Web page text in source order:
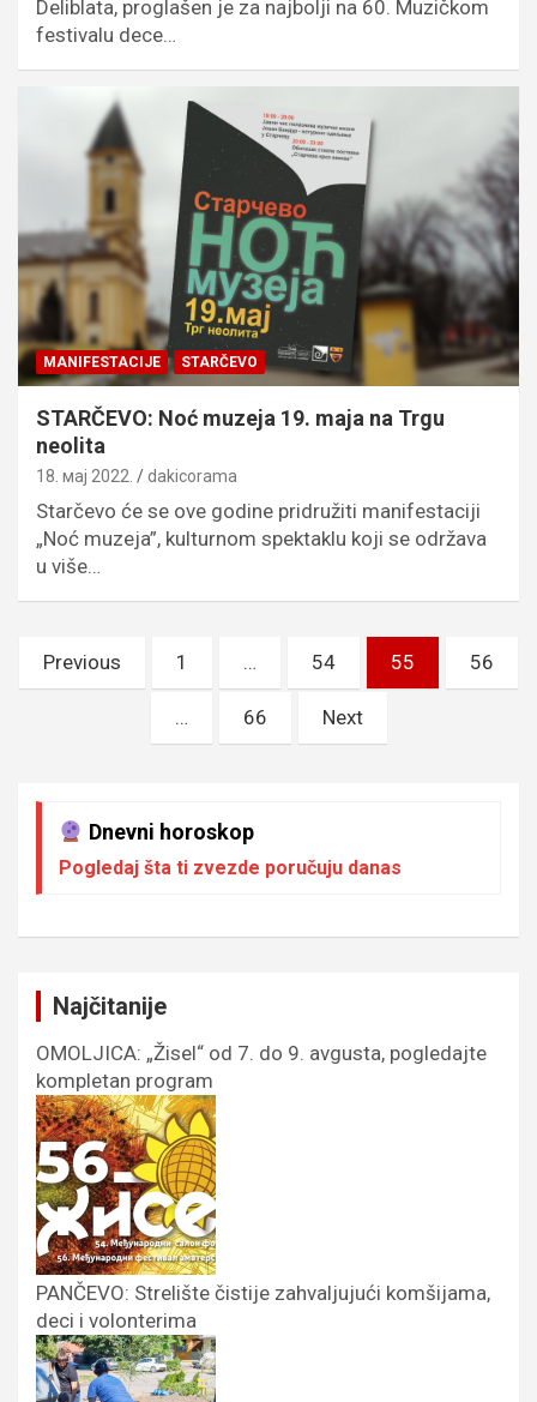
Deliblata, proglašen je za najbolji na 60. Muzičkom
festivalu dece…
MANIFESTACIJE STARČEVO
STARČEVO: Noć muzeja 19. maja na Trgu
neolita
18. мај 2022. dakicorama
Starčevo će se ove godine pridružiti manifestaciji
„Noć muzeja”, kulturnom spektaklu koji se održava
u više…
Пагинација
чланака
Previous 1 … 54 55 56
… 66 Next
Dnevni horoskop
Pogledaj šta ti zvezde poručuju danas
Najčitanije
OMOLJICA: „Žisel“ od 7. do 9. avgusta, pogledajte
kompletan program
PANČEVO: Strelište čistije zahvaljujući komšijama,
deci i volonterima